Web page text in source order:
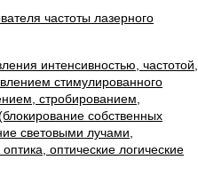
интенсивностью, частотой,
стимулированного
стробированием,
собственных
световыми лучами,
оптические логические